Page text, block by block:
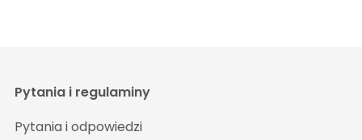
Pytania i regulaminy
Pytania i odpowiedzi